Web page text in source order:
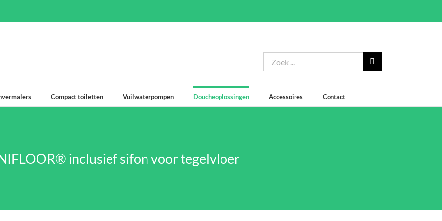
Zoeken
naar:
Compact toiletten Vuilwaterpompen Doucheoplossingen Accessoires Contact
inclusief sifon voor tegelvloer